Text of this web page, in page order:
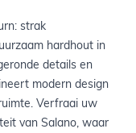
strak
hardhout in
details en
modern design
Verfraai uw
van Salano, waar